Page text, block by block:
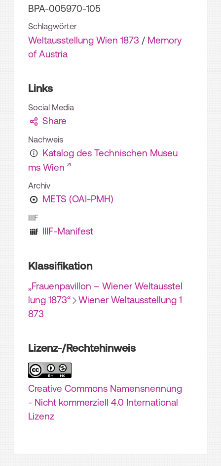
BPA-005970-105
Schlagwörter
Weltausstellung Wien 1873 / Memory
of Austria
Links
Social Media
Share
Nachweis
Katalog des Technischen Museu
ms Wien
Archiv
METS (OAI-PMH)
IIIF
IIIF-Manifest
Klassifikation
„Frauenpavillon – Wiener Weltausstel
lung 1873“
Wiener Weltausstellung 1
873
Lizenz-/Rechtehinweis
Creative Commons Namensnennung
- Nicht kommerziell 4.0 International
Lizenz